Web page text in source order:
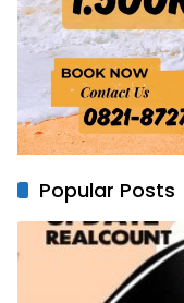
Popular Posts